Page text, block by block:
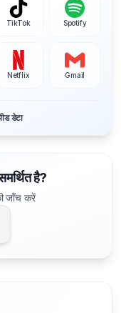
TikTok Spotify
Netflix Gmail
डेटा
है?
जाँच करें